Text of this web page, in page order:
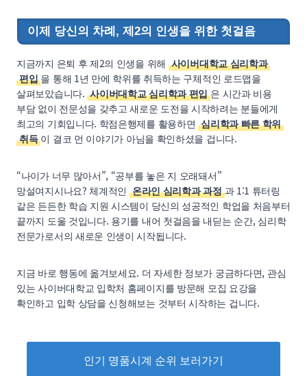
이제 당신의 차례, 제2의 인생을 위한 첫걸음
지금까지 은퇴 후 제2의 인생을 위해 사이버대학교 심리학과
편입 을 통해 1년 만에 학위를 취득하는 구체적인 로드맵을
살펴보았습니다. 사이버대학교 심리학과 편입 은 시간과 비용
부담 없이 전문성을 갖추고 새로운 도전을 시작하려는 분들에게
최고의 기회입니다. 학점은행제를 활용하면 심리학과 빠른 학위
취득 이 결코 먼 이야기가 아님을 확인하셨을 겁니다.
“나이가 너무 많아서”, “공부를 놓은 지 오래돼서”
망설여지시나요? 체계적인 온라인 심리학과 과정 과 1:1 튜터링
같은 든든한 학습 지원 시스템이 당신의 성공적인 학업을 처음부터
끝까지 도울 것입니다. 용기를 내어 첫걸음을 내딛는 순간, 심리학
전문가로서의 새로운 인생이 시작됩니다.
지금 바로 행동에 옮겨보세요. 더 자세한 정보가 궁금하다면, 관심
있는 사이버대학교 입학처 홈페이지를 방문해 모집 요강을
확인하고 입학 상담을 신청해보는 것부터 시작하는 겁니다.
인기 명품시계 순위 보러가기